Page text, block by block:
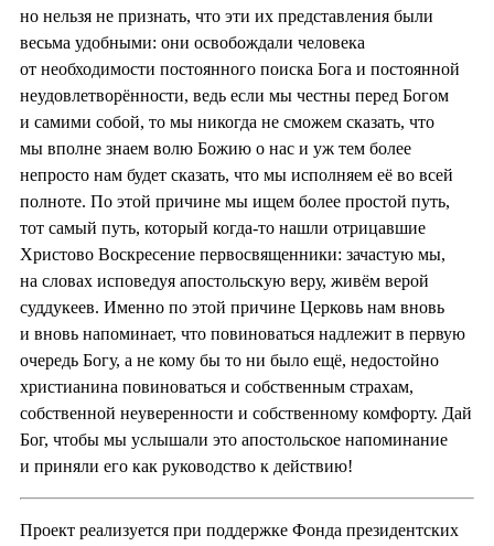
но нельзя не признать, что эти их представления были
весьма удобными: они освобождали человека
от необходимости постоянного поиска Бога и постоянной
неудовлетворённости, ведь если мы честны перед Богом
и самими собой, то мы никогда не сможем сказать, что
мы вполне знаем волю Божию о нас и уж тем более
непросто нам будет сказать, что мы исполняем её во всей
полноте. По этой причине мы ищем более простой путь,
тот самый путь, который когда-то нашли отрицавшие
Христово Воскресение первосвященники: зачастую мы,
на словах исповедуя апостольскую веру, живём верой
суддукеев. Именно по этой причине Церковь нам вновь
и вновь напоминает, что повиноваться надлежит в первую
очередь Богу, а не кому бы то ни было ещё, недостойно
христианина повиноваться и собственным страхам,
собственной неуверенности и собственному комфорту. Дай
Бог, чтобы мы услышали это апостольское напоминание
и приняли его как руководство к действию!
Проект реализуется при поддержке Фонда президентских